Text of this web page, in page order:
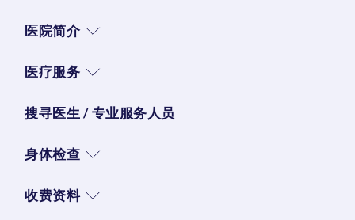
医院简介
医疗服务
搜寻医生 / 专业服务人员
身体检查
收费资料